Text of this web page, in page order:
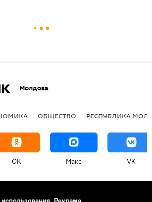
Молдова
ОБЩЕСТВО РЕСПУБЛИКА
OK Макс VK